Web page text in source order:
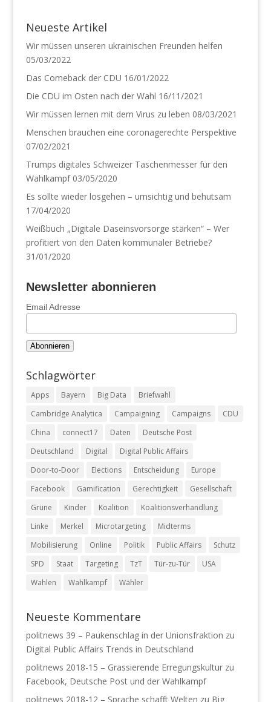
Neueste Artikel
Wir müssen unseren ukrainischen Freunden helfen
05/03/2022
Das Comeback der CDU 16/01/2022
Die CDU im Osten nach der Wahl 16/11/2021
Wir müssen lernen mit dem Virus zu leben 08/03/2021
Menschen brauchen eine coronagerechte Perspektive
07/02/2021
Trumps digitales Schweizer Taschenmesser für den
Wahlkampf 03/05/2020
Es sollte wieder losgehen – umsichtig und behutsam
17/04/2020
Weißbuch „Digitale Daseinsvorsorge stärken“ – Wer
profitiert von den Daten kommunaler Betriebe?
31/01/2020
Newsletter abonnieren
Email Adresse
Schlagwörter
Apps Bayern Big Data
Briefwahl
Cambridge Analytica
Campaigning Campaigns
CDU
China
connect17 Daten
Deutsche Post
Deutschland
Digital
Digital Public Affairs
Door-to-Door
Elections Entscheidung
Europe
Facebook
Gamification Gerechtigkeit
Gesellschaft
Grüne
Kinder Koalition
Koalitionsverhandlung
Linke
Merkel Microtargeting
Midterms
Mobilisierung
Online Politik Public Affairs
Schutz
SPD
Staat Targeting TzT Tür-zu-Tür
USA
Wahlen
Wahlkampf Wähler
Neueste Kommentare
politnews 39 – Paukenschlag in der Unionsfraktion zu
Digital Public Affairs Trends in Deutschland
politnews 2018-15 – Grassierende Erregungskulturzu
Facebook, Deutsche Post und der Wahlkampf
politnews 2018-12 – Sprache schafft Welten zu Big